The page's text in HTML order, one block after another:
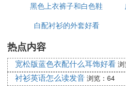
黑色上衣裤子和白色鞋
子好看
白配衬衫的外套好看
热点内容
宽松版蓝色衣配什么耳饰好看
衬衫英语怎么读发音 浏览：64